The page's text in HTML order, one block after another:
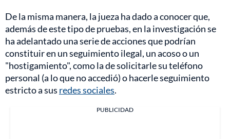
De la misma manera, la jueza ha dado a conocer que,
además de este tipo de pruebas, en la investigación se
ha adelantado una serie de acciones que podrían
constituir en un seguimiento ilegal, un acoso o un
"hostigamiento", como la de solicitarle su teléfono
personal (a lo que no accedió) o hacerle seguimiento
estricto a sus redes sociales.
PUBLICIDAD